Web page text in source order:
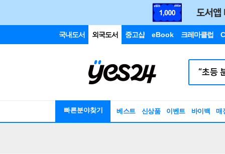
국내도서 외국도서 중고샵 eBook 크레마클럽
빠른분야찾기 베스트 신상품 이벤트 바이백 매